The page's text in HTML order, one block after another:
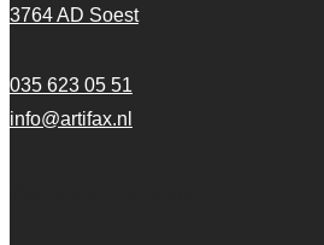
3764 AD Soest
035 623 05 51
info@artifax.nl